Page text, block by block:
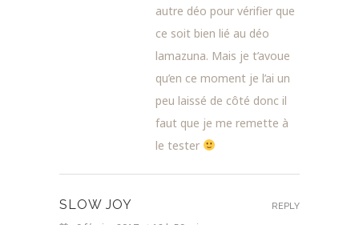
autre déo pour vérifier que
ce soit bien lié au déo
lamazuna. Mais je t’avoue
qu’en ce moment je l’ai un
peu laissé de côté donc il
faut que je me remette à
le tester
SLOW JOY REPLY